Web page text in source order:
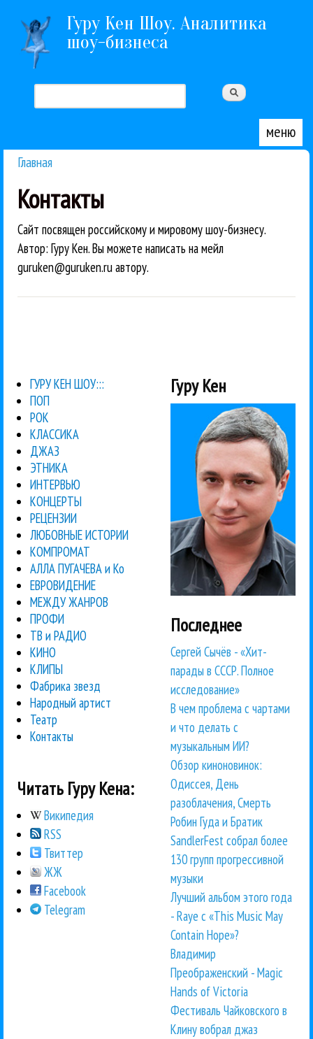
Перейти к основному содержанию
Гуру Кен Шоу. Аналитика
шоу-бизнеса
Форма поиска
меню
Главная
Контакты
Сайт посвящен российскому и мировому шоу-бизнесу.
Автор: Гуру Кен. Вы можете написать на мейл
guruken@guruken.ru автору.
ГУРУ КЕН ШОУ:::
ПОП
РОК
КЛАССИКА
ДЖАЗ
ЭТНИКА
ИНТЕРВЬЮ
КОНЦЕРТЫ
РЕЦЕНЗИИ
ЛЮБОВНЫЕ ИСТОРИИ
КОМПРОМАТ
АЛЛА ПУГАЧЕВА и Ко
ЕВРОВИДЕНИЕ
МЕЖДУ ЖАНРОВ
ПРОФИ
ТВ и РАДИО
КИНО
КЛИПЫ
Фабрика звезд
Народный артист
Театр
Контакты
Читать Гуру Кена:
Википедия
RSS
Твиттер
ЖЖ
Facebook
Telegram
Гуру Кен
Последнее
Сергей Сычёв - «Хит-
парады в СССР. Полное
исследование»
В чем проблема с чартами
и что делать с
музыкальным ИИ?
Обзор киноновинок:
Одиссея, День
разоблачения, Смерть
Робин Гуда и Братик
SandlerFest собрал более
130 групп прогрессивной
музыки
Лучший альбом этого года
- Raye с «This Music May
Contain Hope»?
Владимир
Преображенский - Magic
Hands of Victoria
Фестиваль Чайковского в
Клину вобрал джаз